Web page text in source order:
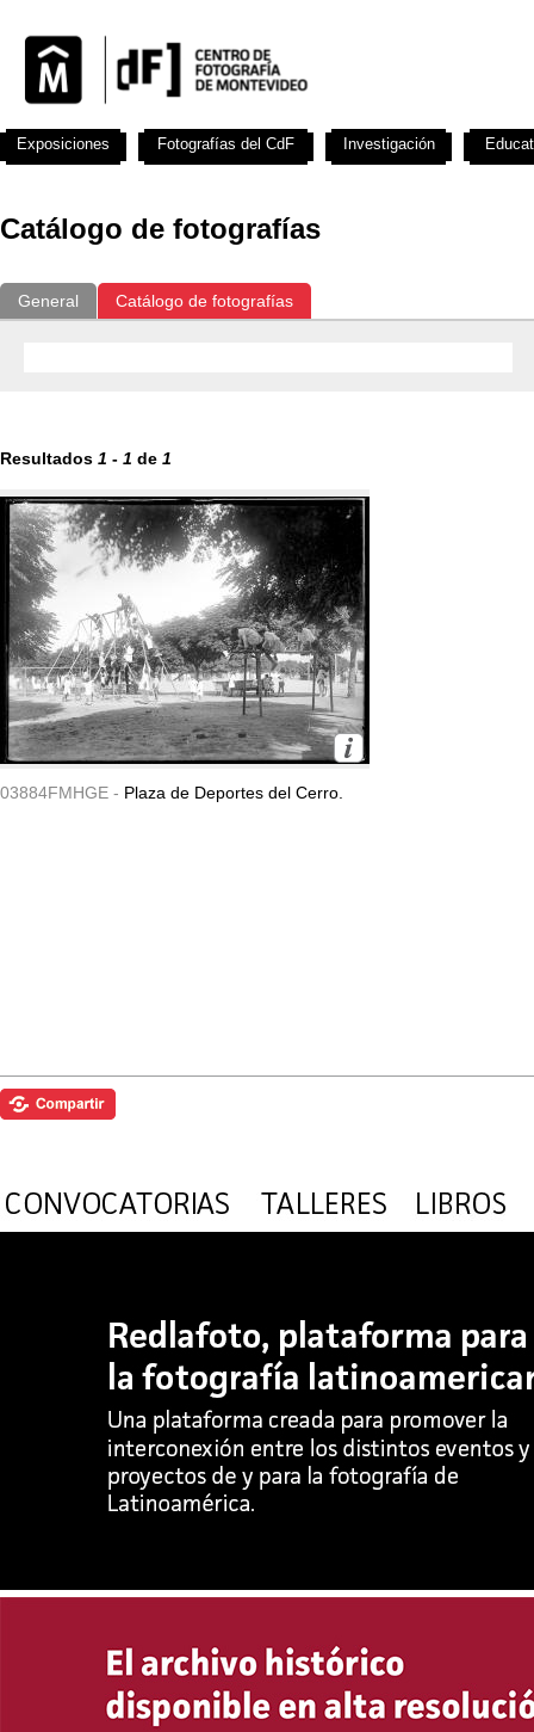
Catálogo de fotografías
General Catálogo de fotografías
Resultados 1 - 1 de 1
03884FMHGE - Plaza de Deportes del Cerro.
Exposiciones Fotografías del CdF Investigación